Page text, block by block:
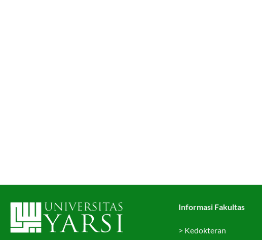
Informasi Fakultas
> Kedokteran